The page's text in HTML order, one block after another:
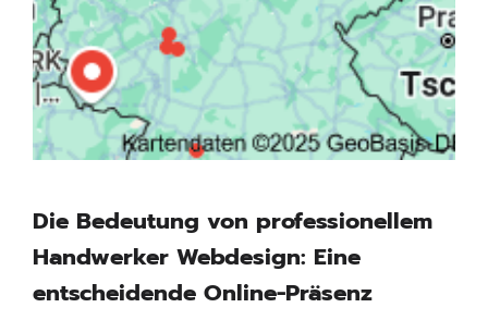
Die Bedeutung von professionellem
Handwerker Webdesign: Eine
entscheidende Online-Präsenz